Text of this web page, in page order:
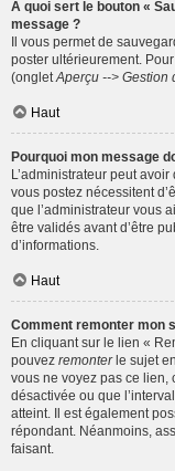
À quoi sert le bouton «
message ?
Il vous permet de
poster ultérieurement.
(onglet Aperçu --> Gestion
Haut
Pourquoi mon message
L’administrateur peut
vous postez nécessitent
que l’administrateur vous
être validés avant d’être
d’informations.
Haut
Comment remonter mon
En cliquant sur le lien «
pouvez remonterle sujet
vous ne voyez pas ce lien,
désactivée ou que
atteint. Il est également
répondant. Néanmoins,
faisant.